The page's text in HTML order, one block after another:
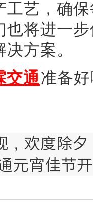
工艺，确
也将进一
方案。
交通准备
，欢度除夕
元宵佳节